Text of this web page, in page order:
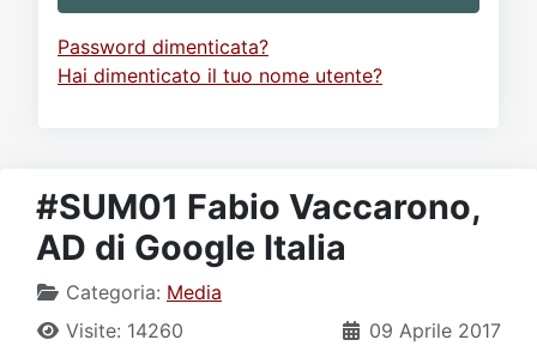
Password dimenticata?
Hai dimenticato il tuo nome utente?
#SUM01 Fabio Vaccarono,
AD di Google Italia
Categoria: Media
09 Aprile 2017
Visite: 14260